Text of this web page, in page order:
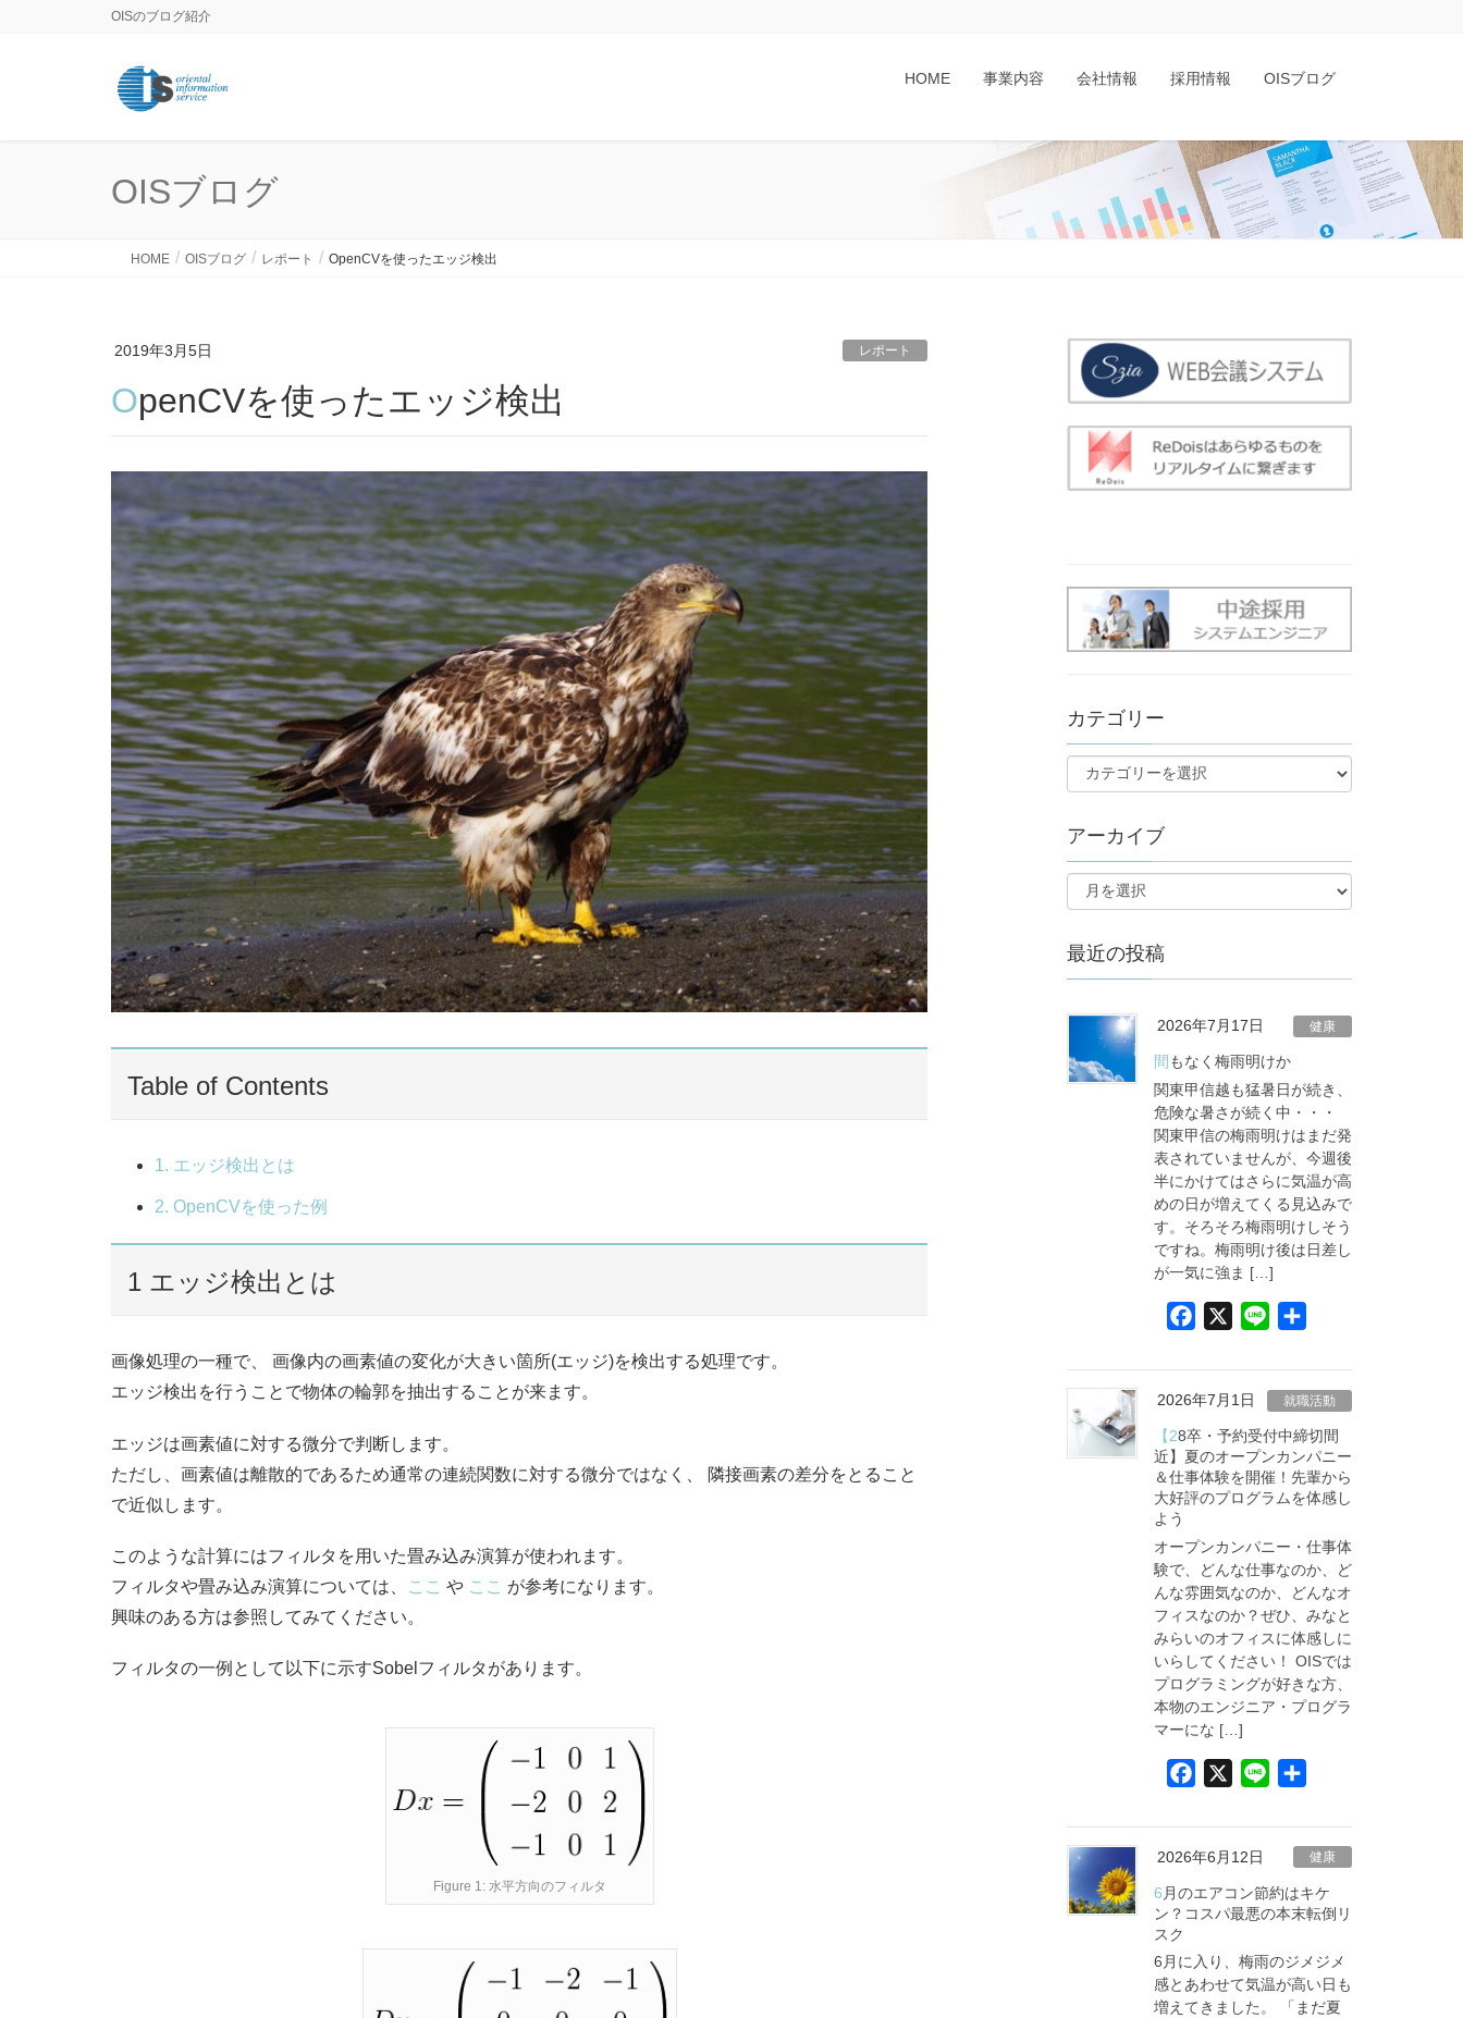
OISのブログ紹介
HOME 事業内容 会社情報 採用情報 OISブログ
OISブログ
HOME OISブログ レポート OpenCVを使ったエッジ検出
2019年3月5日 レポート
OpenCVを使ったエッジ検出
Table of Contents
1. エッジ検出とは
2. OpenCVを使った例
1 エッジ検出とは
画像処理の一種で、 画像内の画素値の変化が大きい箇所(エッジ)を検出する処理です。
エッジ検出を行うことで物体の輪郭を抽出することが来ます。
エッジは画素値に対する微分で判断します。
ただし、画素値は離散的であるため通常の連続関数に対する微分ではなく、 隣接画素の差分をとること
で近似します。
このような計算にはフィルタを用いた畳み込み演算が使われます。
フィルタや畳み込み演算については、
ここ や ここ が参考になります。
興味のある方は参照してみてください。
フィルタの一例として以下に示すSobelフィルタがあります。
Figure 1: 水平方向のフィルタ
カテゴリー
アーカイブ
最近の投稿
2026年7月17日 健康
間もなく梅雨明けか
関東甲信越も猛暑日が続き、
危険な暑さが続く中・・・
関東甲信の梅雨明けはまだ発
表されていませんが、今週後
半にかけてはさらに気温が高
めの日が増えてくる見込みで
す。そろそろ梅雨明けしそう
ですね。梅雨明け後は日差し
が一気に強ま […]
c
e
b
o
o
n
2026年7月1日 就職活動
【28卒・予約受付中締切間
近】夏のオープンカンパニー
＆仕事体験を開催！先輩から
大好評のプログラムを体感し
よう
オープンカンパニー・仕事体
験で、どんな仕事なのか、ど
んな雰囲気なのか、どんなオ
フィスなのか？ぜひ、みなと
みらいのオフィスに体感しに
いらしてください！ OISでは
プログラミングが好きな方、
本物のエンジニア・プログラ
マーにな […]
c
e
b
o
k
n
2026年6月12日 健康
6月のエアコン節約はキケ
ン？コスパ最悪の本末転倒リ
スク
6月に入り、梅雨のジメジメ
感とあわせて気温が高い日も
増えてきました。 「まだ夏